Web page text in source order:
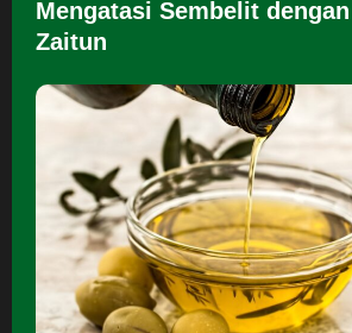
Mengatasi Sembelit
Zaitun